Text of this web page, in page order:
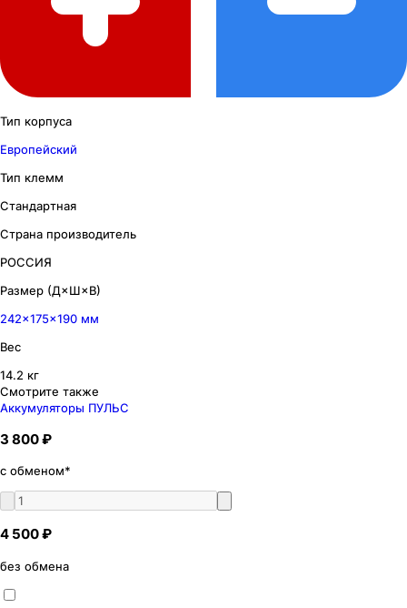
Тип корпуса
Европейский
Тип клемм
Стандартная
Страна производитель
РОССИЯ
Размер (Д×Ш×В)
242×175×190 мм
Вес
14.2 кг
Смотрите также
Аккумуляторы ПУЛЬС
3 800 ₽
с обменом*
4 500 ₽
без обмена